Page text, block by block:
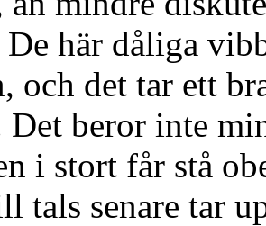
De här dåliga
och det tar ett
beror inte
i stort får stå
tals senare tar